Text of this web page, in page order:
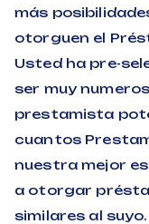
más
otorguen el
Usted ha pre-
ser muy
prestamista
cuantos
nuestra mejor
a otorgar
similares al